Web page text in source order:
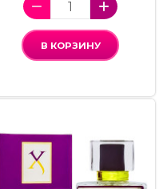
В КОРЗИНУ